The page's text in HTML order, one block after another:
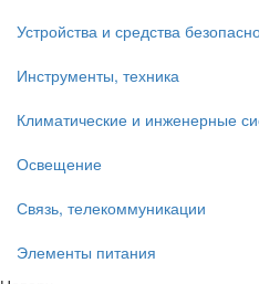
Устройства и средства
Инструменты, техника
Климатические и инженерные
Освещение
Связь, телекоммуникации
Элементы питания